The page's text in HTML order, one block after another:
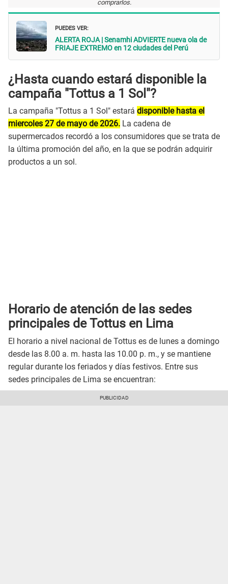
comprarlos.
PUEDES VER:
ALERTA ROJA | Senamhi ADVIERTE nueva ola de
FRIAJE EXTREMO en 12 ciudades del Perú
¿Hasta cuando estará disponible la
campaña "Tottus a 1 Sol"?
La campaña "Tottus a 1 Sol" estará disponible hasta el
miercoles 27 de mayo de 2026. La cadena de
supermercados recordó a los consumidores que se trata de
la última promoción del año, en la que se podrán adquirir
productos a un sol.
Horario de atención de las sedes
principales de Tottus en Lima
El horario a nivel nacional de Tottus es de lunes a domingo
desde las 8.00 a. m. hasta las 10.00 p. m., y se mantiene
regular durante los feriados y días festivos. Entre sus
sedes principales de Lima se encuentran: